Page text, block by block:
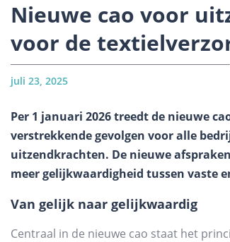
Nieuwe cao voor
voor de
juli 23, 2025
Per 1 januari 2026 treedt de nieuwe
verstrekkende gevolgen voor alle
uitzendkrachten. De nieuwe
meer gelijkwaardigheid tussen vaste
Van gelijk naar gelijkwaardig
Centraal in de nieuwe cao staat het